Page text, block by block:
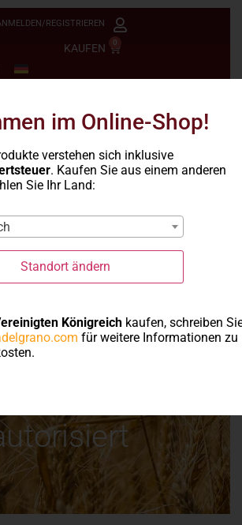
REGISTRIEREN
KAUFEN 0
und
im Online-Shop!
verstehen sich inklusive
. Kaufen Sie aus einem anderen
Sie Ihr Land:
Standort ändern
Königreichkaufen, schreiben
für weitere Informationen zu